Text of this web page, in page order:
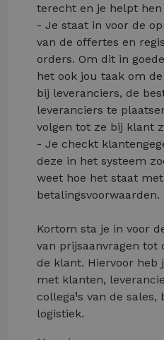
terecht en je helpt
- Je staat in voor de
van de offertes en
orders. Om dit in
het ook jou taak om
bij leveranciers, de
leveranciers te
volgen tot ze bij klant
- Je checkt
deze in het systeem
weet hoe het staat met
betalingsvoorwaarden.
Kortom sta je in voor
van prijsaanvragen
de klant. Hiervoor heb
met klanten,
collega¹s van de sales,
logistiek.